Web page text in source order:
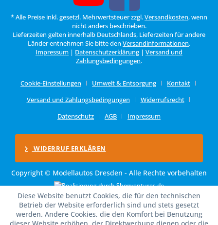
* Alle Preise inkl. gesetzl. Mehrwertsteuer zzgl.Versandkosten, wenn
nicht anders beschrieben.
Lieferzeiten gelten innerhalb Deutschlands, Lieferzeiten für andere
Länder entnehmen Sie bitte den Versandinformationen.
Impressum | Datenschutzerklärung | Versand und
Zahlungsbedingungen.
Cookie-Einstellungen Umwelt & Entsorgung
Kontakt
Versand und Zahlungsbedingungen
Widerrufsrecht
Datenschutz
AGB Impressum
WIDERRUF ERKLÄREN
Copyright © Modellautos Dresden - Alle Rechte vorbehalten
Diese Website benutzt Cookies, die für den technischen
Betrieb der Website erforderlich sind und stets gesetzt
werden. Andere Cookies, die den Komfort bei Benutzung